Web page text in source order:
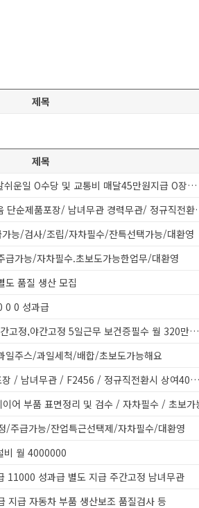
제목
제목
O화성정남 O단순생산보조 정말쉬운일 O수당 및 교통비 매달45만원지급 O장기근무자 모집
아산 인주면 / 잔특많
능/검사/조립/자차필수/잔특선택가능/대환영
가능/자차필수.초보도가능한업무/대환영
품질 생산 모집
0 0 성과급
[천안성환] 돈가스 식품회사 주간고정,야간고정 5일근무 보건증필수 월 320만원이상
일주스/과일세척/배합/초보도가능해요
월360이상/ 정말쉬운일 단순포장 / 남녀무관 / F2456 / 정규직전환시 상여400프로
어 부품 표면정리 및 검수 / 자차필수 / 초보가
/주급가능/잔업특근선택제/자차필수/대환영
비 월 4000000
11000 성과급 별도 지급 주간고정 남녀무관
지급 자동차 부품 생산보조 품질검사 등